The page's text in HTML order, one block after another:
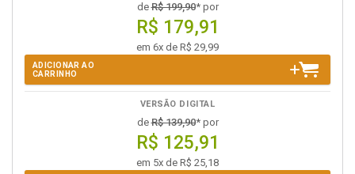
deR$ 199,90* por
R$ 179,91
em 6x de R$ 29,99
ADICIONAR AO
CARRINHO
VERSÃO DIGITAL
deR$ 139,90* por
R$ 125,91
em 5x de R$ 25,18